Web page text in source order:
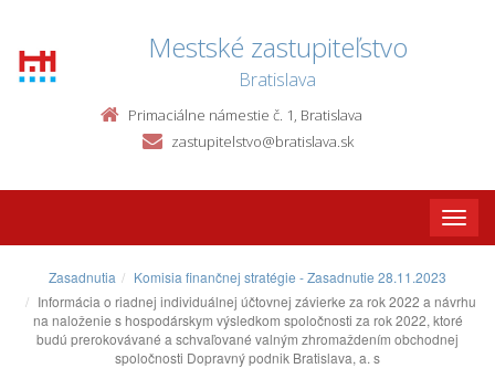
Mestské zastupiteľstvo
Bratislava
Primaciálne námestie č. 1, Bratislava
zastupitelstvo@bratislava.sk
Toggle
Zasadnutia
Komisia finančnej stratégie - Zasadnutie 28.11.2023
Informácia o riadnej individuálnej účtovnej závierke za rok 2022 a návrhu
na naloženie s hospodárskym výsledkom spoločnosti za rok 2022, ktoré
budú prerokovávané a schvaľované valným zhromaždením obchodnej
spoločnosti Dopravný podnik Bratislava, a. s